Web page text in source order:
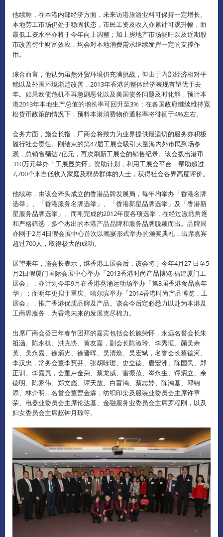
他续称，在本港内部经济方面，未来访港旅游业料可保持一定增长。
本地劳工市场仍处于稳固状态，市民工资及收入亦累计可观升幅，而
最低工资水平亦将于今年向上调整；加上房地产市场畅旺以及近期股
市改善衍生财富效应，均会对本地消费需求继续发挥一定的支撑作
用。
综合而言，他认为虽然外贸环境仍充满挑战，但由于内部经济相对平
稳以及外围环境渐趋改善，2013年香港的整体经济表现有望优于去
年。如果欧债危机不再急剧恶化以及美国债务问题及时化解，预计本
港2013年本地生产总值的增长率可回升至3%；在各国政府继续维持宽
松货币政策的情况下，预料本港消费物价通胀率将徘徊于4%左右。
会务方面，施会长指，厂商会将致力为业界提供最适切的服务亦积极
履行社会责任。刚结束的第47届工展会吸引大量海内外市民到场参
观，总销售额达7亿元，再次刷新工展会的销售纪录。该会拨出港币
310万元举办「工展显关怀」资助计划，利用工展会平台，帮助超过
7,700个来自低收入家庭及弱势群体的人士，获得社会各界高度评价。
他续称，由该会牵头成立的香港品牌发展局，每年均举办「香港名牌
选举」、「香港服务名牌选举」、「香港新星品牌选举」及「香港新
星服务品牌选举」。而刚完成的2012年度各项选举，在经过激烈角逐
和严格筛选，多个杰出的本港产品品牌和服务品牌脱颖而出。品牌局
亦刚于2月4日假会展中心首次以晚宴形式举办的颁奖典礼，出席嘉宾
超过700人，取得极大的成功。
展望来年，施会长表示，继香港工展会后，该会将于今年4月27 日至5
月2日假厦门国际会展中心举办「2013香港时尚产品博览‧福建厦门工
展会」，亦计划今年9月在香港葵涌运动场举办「第3届香港食品嘉年
华」；而明年更拟于重庆、哈尔滨举办「2014香港时尚产品博览．工
展会」，推广香港优质品牌及产品。该会今后定必悉力以赴为本港及
工商界服务，为香港未来的发展克尽棉力。
出席厂商会癸巳年春节团拜的嘉宾包括会长施荣怀，永远名誉会长朱
祖涵、陈永棋、洪克协、黄友嘉，副会长陈淑玲、李秀恒、颜吴余
英、吴永嘉、徐炳光、徐晋晖、吴清焕、吴宏斌，名誉会长蔡德河、
李汉忠，常务会董李慧芬、张胡咏琚、史立德、唐宏洲、陈国民、郑
正训、李嘉惠，会董卢金荣、蔡龙威、雷振范、岑永生、谭炳立、余
德明、陈家伟、郑文彪、谭天放、白富鸿、蔡志婷、陈鸿基、邓锦
添、林介明，名誉会董曹金霖，纺织印染及服装业委员会主席许章
荣、电器业委员会主席伦达基、金融服务业委员会主席罗程刚，以及
妇女委员会主席赵钟月琼等。